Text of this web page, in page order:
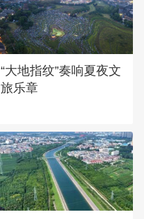
“大地指纹”奏响夏夜文
旅乐章